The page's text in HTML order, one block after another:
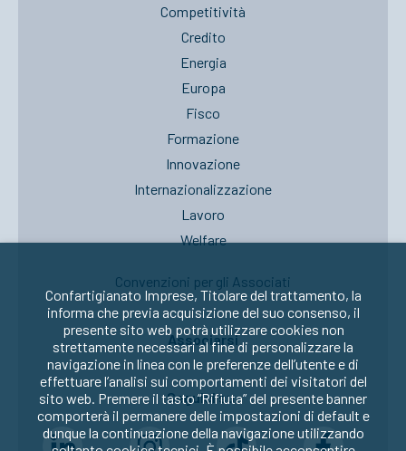
Competitività
Credito
Energia
Europa
Fisco
Formazione
Innovazione
Internazionalizzazione
Lavoro
Welfare
Convenzioni per gli Associati
Associarsi
Seguici su:
Confartigianato Imprese, Titolare del trattamento, la
informa che previa acquisizione del suo consenso, il
presente sito web potrà utilizzare cookies non
strettamente necessari al fine di personalizzare la
navigazione in linea con le preferenze dell’utente e di
effettuare l’analisi sui comportamenti dei visitatori del
sito web. Premere il tasto “Rifiuta” del presente banner
comporterà il permanere delle impostazioni di default e
dunque la continuazione della navigazione utilizzando